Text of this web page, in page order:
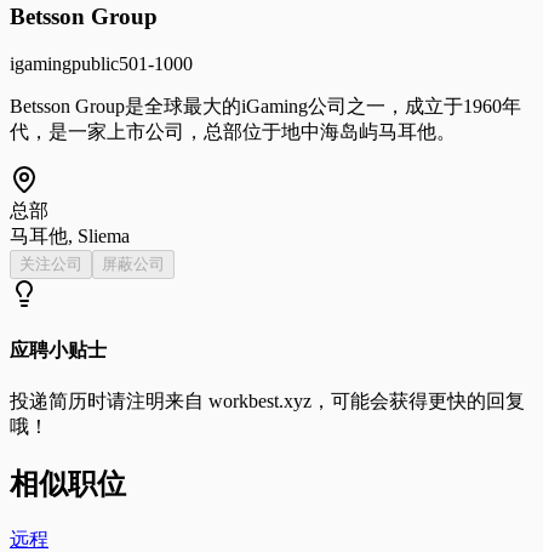
Betsson Group
igamingpublic501-1000
Betsson Group是全球最大的iGaming公司之一，成立于1960年
代，是一家上市公司，总部位于地中海岛屿马耳他。
总部
马耳他, Sliema
关注公司 屏蔽公司
应聘小贴士
投递简历时请注明来自 workbest.xyz ，可能会获得更快的回复
哦！
相似职位
远程